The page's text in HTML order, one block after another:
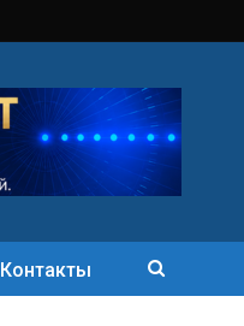
Контакты